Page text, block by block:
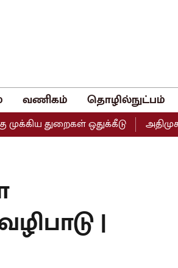
வணிகம் தொழில்நுட்பம்
ஒதுக்கீடு அதிமுகவின்
|